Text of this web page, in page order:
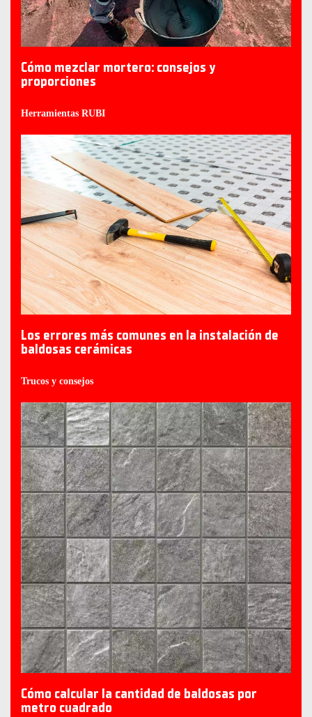
Cómo mezclar mortero: consejos y
proporciones
Herramientas RUBI
Los errores más comunes en la instalación de
baldosas cerámicas
Trucos y consejos
Cómo calcular la cantidad de baldosas por
metro cuadrado